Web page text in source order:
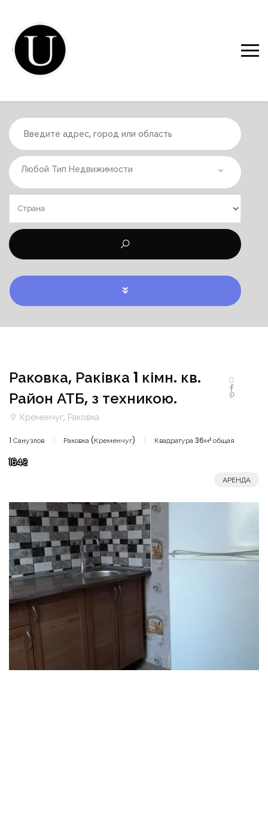
Любой Тип Недвижимости
Раковка, Раківка 1 кімн. кв.
Район АТБ, з техникою.
Кременчуг, Раковка
1 Санузлов Раковка (Кременчуг) Квадратура 36м² общая
164₴
АРЕНДА